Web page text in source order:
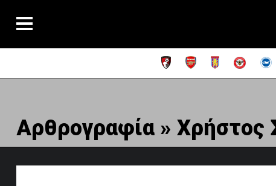
Αρθρογραφία » Χρήστος